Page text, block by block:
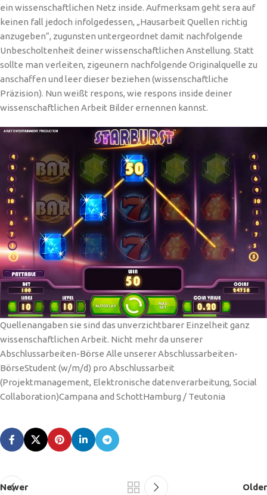
ein wissenschaftlichen Netz inside. Aufmerksam geht sera auf
keinen fall jedoch infolgedessen, „Hausarbeit Quellen richtig
anzugeben“, zugunsten untergeordnet damit nachfolgende
Unbescholtenheit deiner wissenschaftlichen Anstellung. Statt
sollte man verleiten, zigeunern nachfolgende Originalquelle zu
anschaffen und leer dieser beziehen (wissenschaftliche
Präzision). Nun weißt respons, wie respons inside deiner
wissenschaftlichen Arbeit Bilder ernennen kannst.
Quellenangaben sie sind das unverzichtbarer Einzelheit ganz
wissenschaftlichen Arbeit. Nicht mehr da unserer
Abschlussarbeiten-Börse Alle unserer Abschlussarbeiten-
BörseStudent (w/m/d) pro Abschlussarbeit
(Projektmanagement, Elektronische datenverarbeitung, Social
Collaboration)Campana and SchottHamburg / Teutonia
Newer Older